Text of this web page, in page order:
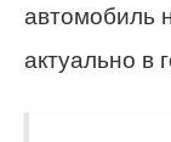
автомобиль
актуально в